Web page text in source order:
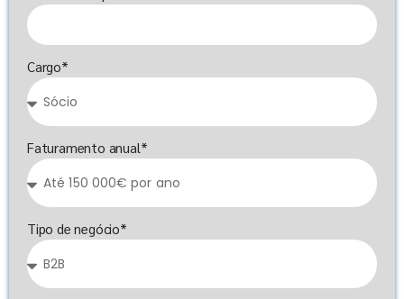
Cargo*
Faturamento anual*
Tipo de negócio*